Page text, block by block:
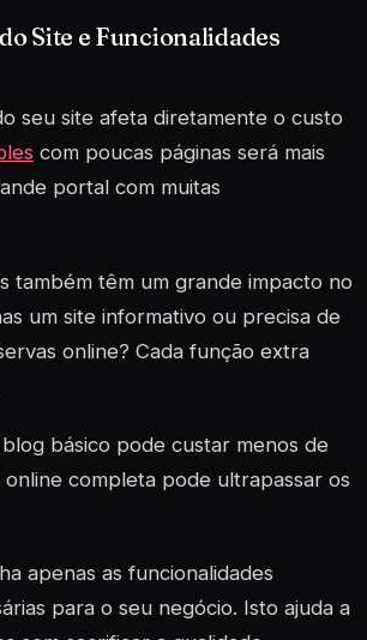
Site e Funcionalidades
seu site afeta diretamente o custo
com poucas páginas será mais
portal com muitas
também têm um grande impacto no
um site informativo ou precisa de
online? Cada função extra
básico pode custar menos de
online completa pode ultrapassar os
apenas as funcionalidades
para o seu negócio. Isto ajuda a